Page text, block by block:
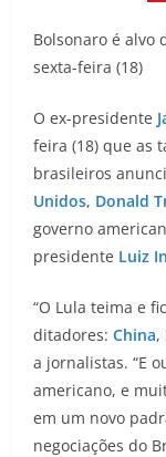
Bolsonaro é alvo
sexta-feira (18)
O ex-presidente
feira (18) que as
brasileiros
Unidos, Donald
governo
presidente Luiz
“O Lula teima e
ditadores: China,
a jornalistas. “E
americano, e
em um novo
negociações do